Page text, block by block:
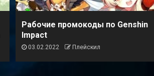
Рабочие промокоды по Genshin
Impact
03.02.2022 Плейскил